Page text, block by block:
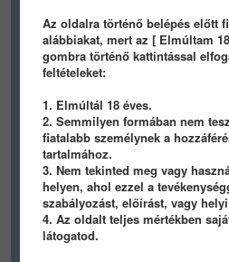
4237 21
panamera
3 éve
Az oldalra történő belépés előtt
alábbiakat, mert az [ Elmúltam
gombra történő kattintással
feltételeket:
1. Elmúltál 18 éves.
2. Semmilyen formában nem
fiatalabb személynek a
tartalmához.
3. Nem tekinted meg vagy
helyen, ahol ezzel a
szabályozást, előírást, vagy
4. Az oldalt teljes mértékben
látogatod.